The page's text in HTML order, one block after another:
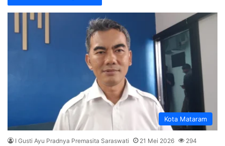
Kota Mataram
I Gusti Ayu Pradnya Premasita Saraswati 21 Mei 2026 294